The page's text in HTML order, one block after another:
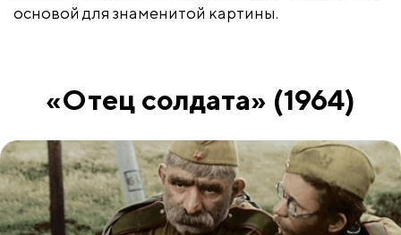
основой для знаменитой картины.
«Отец солдата» (1964)